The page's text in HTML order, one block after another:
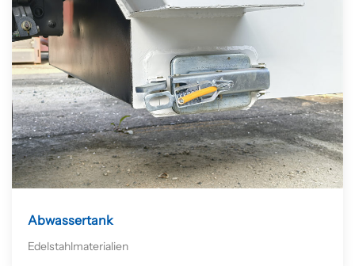
Abwassertank
Edelstahlmaterialien